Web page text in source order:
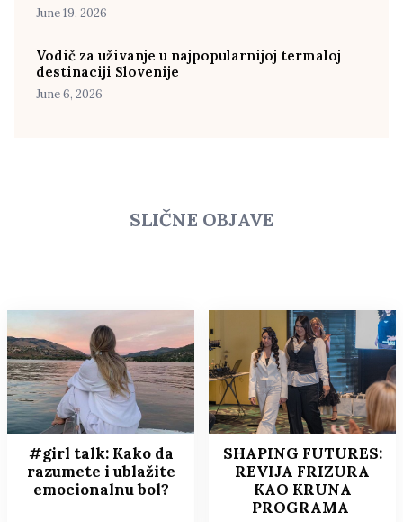
June 19, 2026
Vodič za uživanje u najpopularnijoj termaloj
destinaciji Slovenije
June 6, 2026
SLIČNE OBJAVE
#girl talk: Kako da
razumete i ublažite
emocionalnu bol?
SHAPING FUTURES:
REVIJA FRIZURA
KAO KRUNA
PROGRAMA